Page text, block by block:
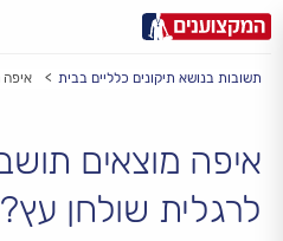
עיר: תל אביב, חיפה…
ותשובות בנושא תיקונים כלליים בבית איפה
איפה מוצאים
לרגלית שולחן עץ?